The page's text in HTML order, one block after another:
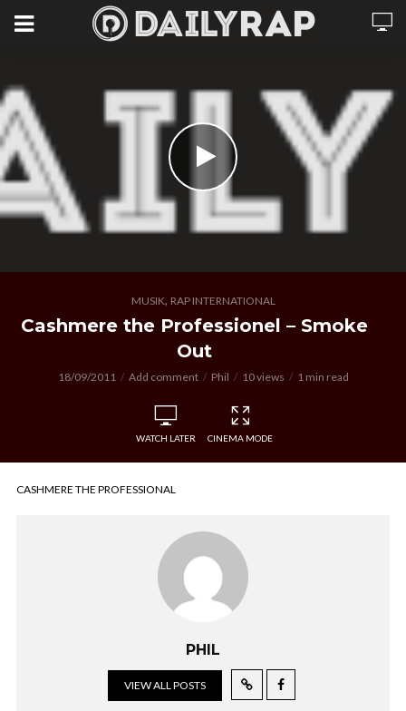
MUSIK, RAP INTERNATIONAL
Cashmere the Professionel – Smoke
Out
18/09/2011 Add comment Phil 10 views 1 min read
WATCH LATER CINEMA MODE
CASHMERE THE PROFESSIONAL
PHIL
VIEW ALL POSTS